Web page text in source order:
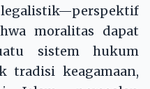
moralitas dapat
sistem hukum
tradisi keagamaan,